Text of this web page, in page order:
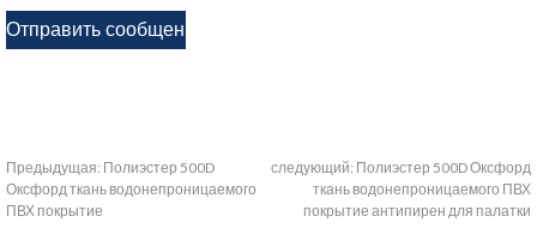
Предыдущая: Полиэстер 500D
Оксфорд ткань водонепроницаемого
ПВХ покрытие
следующий: Полиэстер 500D Оксфорд
ткань водонепроницаемого ПВХ
покрытие антипирен для палатки